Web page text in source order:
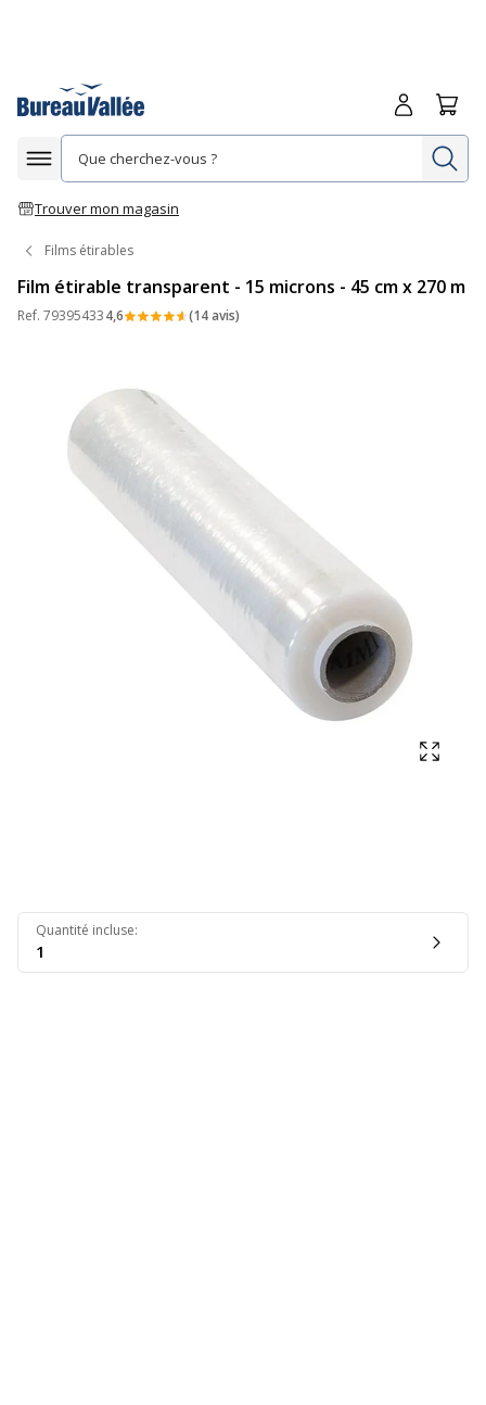
Afficher la navigation
Trouver mon magasin
Me
Films étirables
Film étirable transparent - 15 microns - 45 cm x 270 m
Ref. 793954334,6 (14 avis)
Quantité incluse:
1